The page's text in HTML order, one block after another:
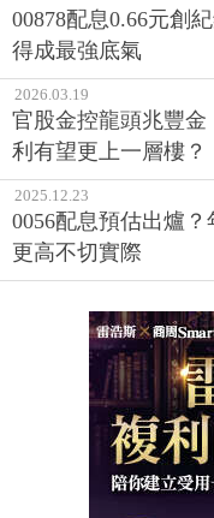
00878配息0.66元創
得成最強底氣
2026.03.19
官股金控龍頭兆豐金
利有望更上一層樓？
2025.12.23
0056配息預估出爐
更高不切實際